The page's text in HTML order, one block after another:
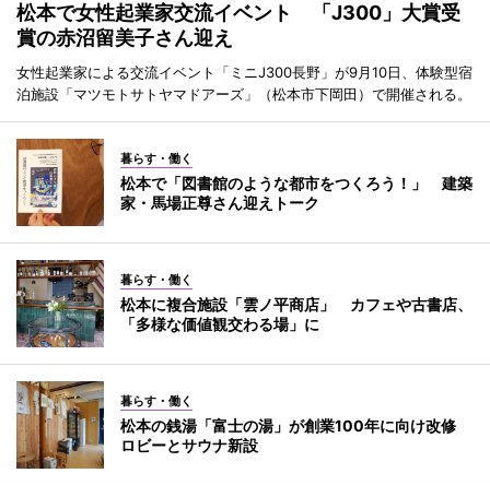
松本で女性起業家交流イベント 「J300」大賞受
賞の赤沼留美子さん迎え
女性起業家による交流イベント「ミニJ300長野」が9月10日、体験型宿
泊施設「マツモトサトヤマドアーズ」（松本市下岡田）で開催される。
暮らす・働く
松本で「図書館のような都市をつくろう！」 建築
家・馬場正尊さん迎えトーク
暮らす・働く
松本に複合施設「雲ノ平商店」 カフェや古書店、
「多様な価値観交わる場」に
暮らす・働く
松本の銭湯「富士の湯」が創業100年に向け改修
ロビーとサウナ新設